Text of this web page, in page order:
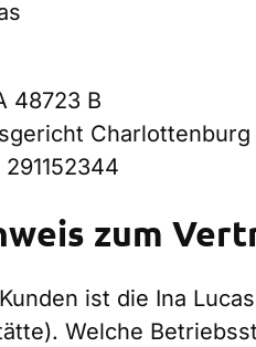
48723 B
Charlottenburg
zum
ist die Ina
Welche